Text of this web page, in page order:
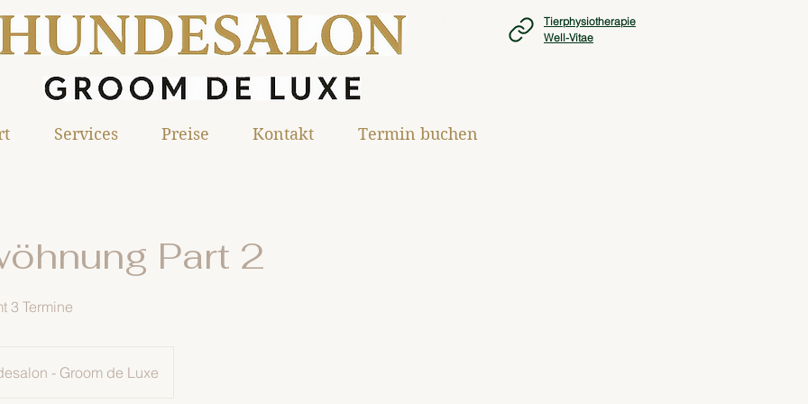
Tierphysiotherapie
Well-Vitae
Services Preise Kontakt Termin buchen
Part 2
3 Termine
- Groom de Luxe